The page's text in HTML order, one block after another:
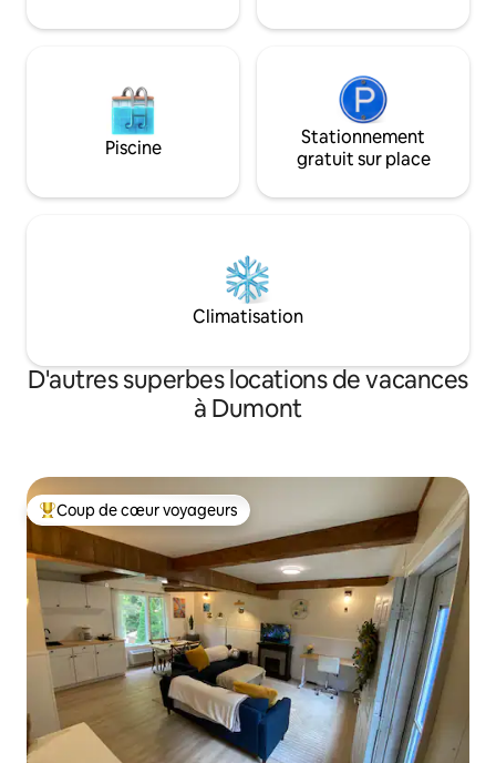
idéale pour tout et n'importe quoi !
Hosp À 8 minutes
Piscine
Stationnement
gratuit sur place
Climatisation
D'autres superbes locations de vacances
à Dumont
Coup de cœur voyageurs parmi les plus aimés
Coup de cœur voyageurs